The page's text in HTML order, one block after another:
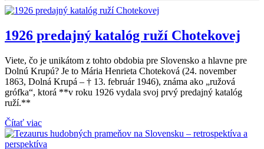
1926 predajný katalóg ruží Chotekovej
Viete, čo je unikátom z tohto obdobia pre Slovensko a hlavne pre
Dolnú Krupú? Je to Mária Henrieta Choteková (24. november
1863, Dolná Krupá – † 13. február 1946), známa ako „ružová
grófka“, ktorá **v roku 1926 vydala svoj prvý predajný katalóg
ruží.**
Čítať viac